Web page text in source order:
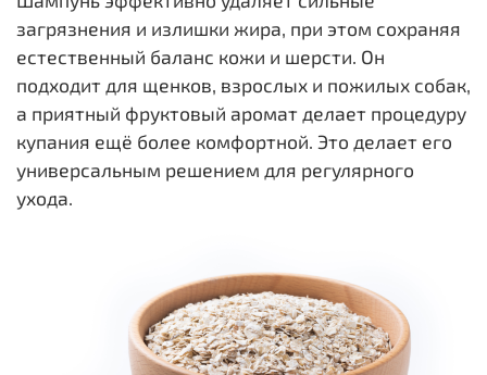
загрязнения и излишки жира, при этом сохраняя
естественный баланс кожи и шерсти. Он
подходит для щенков, взрослых и пожилых собак,
а приятный фруктовый аромат делает процедуру
купания ещё более комфортной. Это делает его
универсальным решением для регулярного
ухода.